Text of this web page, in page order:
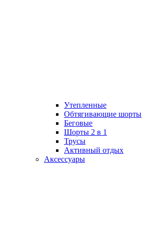
Утепленные
Обтягивающие шорты
Беговые
Шорты 2 в 1
Трусы
Активный отдых
Аксессуары